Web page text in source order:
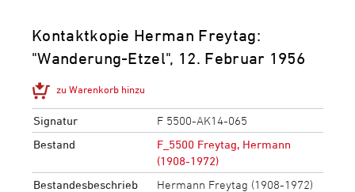
Kontaktkopie Herman Freytag:
"Wanderung-Etzel", 12. Februar 1956
zu Warenkorb hinzu
Signatur
F 5500-AK14-065
Bestand
F_5500 Freytag, Hermann
(1908-1972)
Bestandesbeschrieb
Hermann Freytag (1908-1972)